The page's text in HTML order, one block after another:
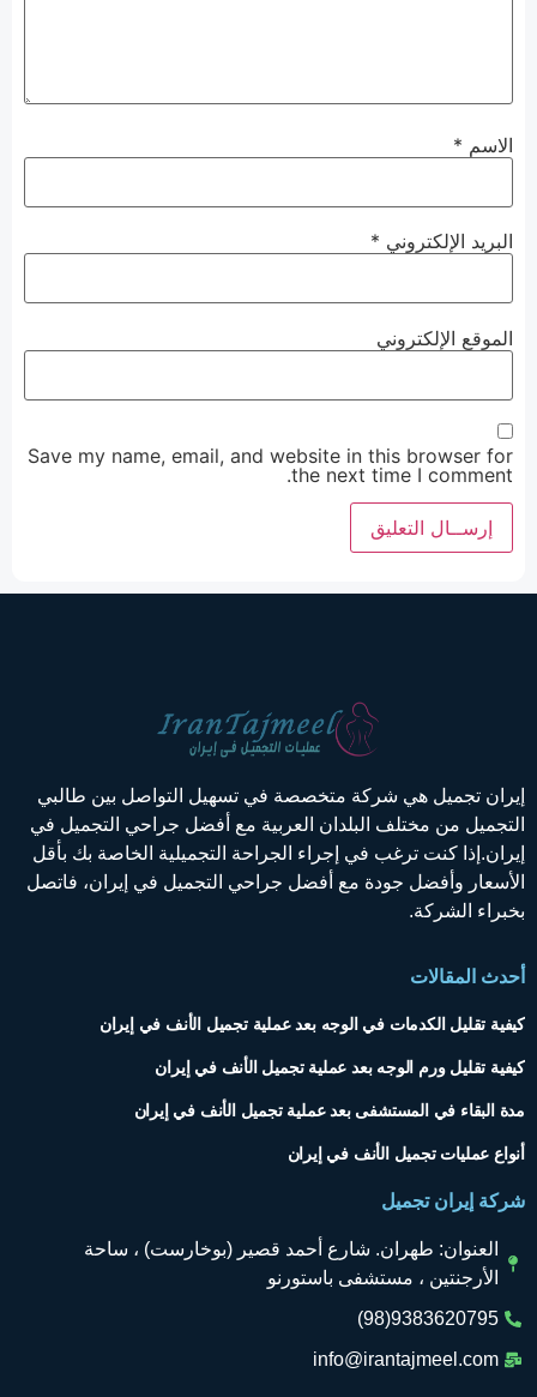
الاسم *
البريد الإلكتروني *
الموقع الإلكتروني
Save my name, email, and website in this browser for
the next time I comment.
إيران تجميل هي شركة متخصصة في تسهيل التواصل بين طالبي
التجميل من مختلف البلدان العربية مع أفضل جراحي التجميل في
إيران.إذا كنت ترغب في إجراء الجراحة التجميلية الخاصة بك بأقل
الأسعار وأفضل جودة مع أفضل جراحي التجميل في إيران، فاتصل
بخبراء الشركة.
أحدث المقالات
كيفية تقليل الكدمات في الوجه بعد عملية تجميل الأنف في إيران
كيفية تقليل ورم الوجه بعد عملية تجميل الأنف في إيران
مدة البقاء في المستشفى بعد عملية تجميل الأنف في إيران
أنواع عمليات تجميل الأنف في إيران
شركة إيران تجميل
العنوان: طهران. شارع أحمد قصير (بوخارست) ، ساحة
الأرجنتين ، مستشفى باستورنو
9383620795(98)
info@irantajmeel.com